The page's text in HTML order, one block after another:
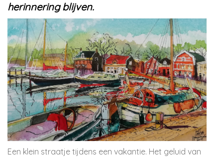
herinnering blijven.
Een klein straatje tijdens een vakantie. Het geluid van